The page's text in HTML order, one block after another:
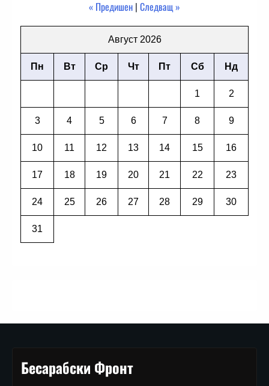
« Предишен | Следващ »
Август 2026
Пн Вт Ср Чт Пт Сб Нд
1 2
3 4 5 6 7 8 9
10 11 12 13 14 15 16
17 18 19 20 21 22 23
24 25 26 27 28 29 30
31
Бесарабски Фронт